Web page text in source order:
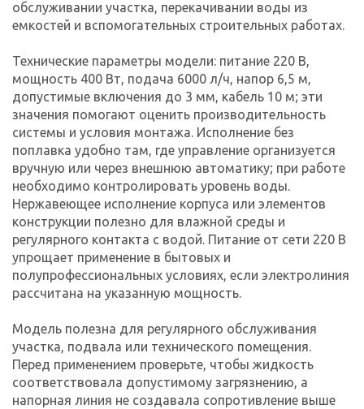
обслуживании участка, перекачивании воды из
емкостей и вспомогательных строительных работах.
Технические параметры модели: питание 220 В,
мощность 400 Вт, подача 6000 л/ч, напор 6,5 м,
допустимые включения до 3 мм, кабель 10 м; эти
значения помогают оценить производительность
системы и условия монтажа. Исполнение без
поплавка удобно там, где управление организуется
вручную или через внешнюю автоматику; при работе
необходимо контролировать уровень воды.
Нержавеющее исполнение корпуса или элементов
конструкции полезно для влажной среды и
регулярного контакта с водой. Питание от сети 220 В
упрощает применение в бытовых и
полупрофессиональных условиях, если электролиния
рассчитана на указанную мощность.
Модель полезна для регулярного обслуживания
участка, подвала или технического помещения.
Перед применением проверьте, чтобы жидкость
соответствовала допустимому загрязнению, а
напорная линия не создавала сопротивление выше